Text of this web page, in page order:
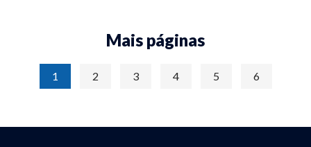
Mais páginas
1 2 3 4 5 6